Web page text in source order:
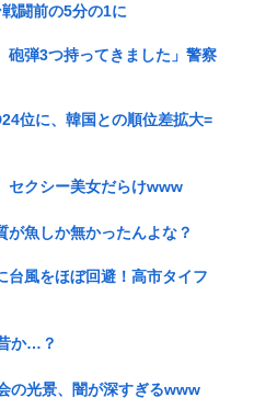
闘前の5分の1に
砲弾3つ持ってきました」警察
位に、韓国との順位差拡大=
セクシー美女だらけwww
が魚しか無かったんよな？
台風をほぼ回避！高市タイフ
か…？
の光景、闇が深すぎるwww